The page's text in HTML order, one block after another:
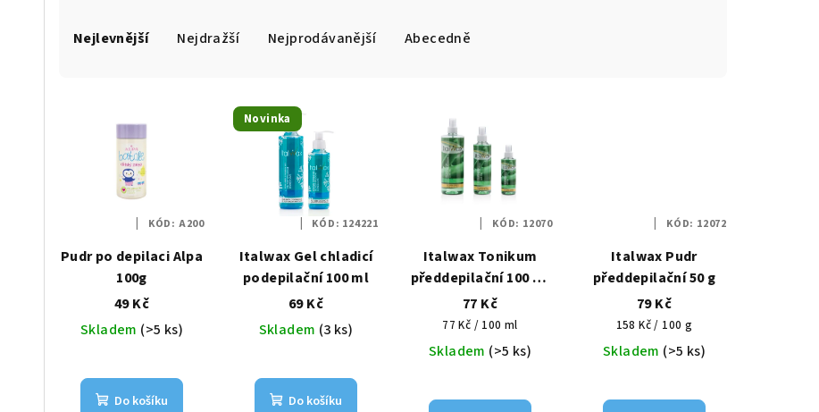
a
r
Nejlevnější Nejdražší Nejprodávanější Abecedně
s
Pudr po depilaci Alpa
100g
49 Kč
Skladem (>5 ks)
Do košíku
KÓD: A200
Novinka
Italwax Gel chladicí
podepilační 100 ml
69 Kč
Skladem (3 ks)
Do košíku
KÓD: 124221
Italwax Tonikum
předdepilační 100 ml
Aloe Vera
77 Kč
Měrná
cena:
77 Kč / 100 ml
Skladem (>5 ks)
KÓD: 12070
Italwax Pudr
předdepilační 50 g
79 Kč
Měrná
cena:
158 Kč / 100 g
Skladem (>5 ks)
KÓD: 12072